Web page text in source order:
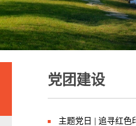
党团建设
主题党日 | 追寻红